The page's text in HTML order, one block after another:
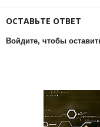
ОСТАВЬТЕ ОТВЕТ
Войдите, чтобы